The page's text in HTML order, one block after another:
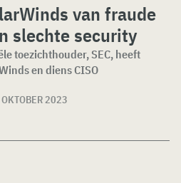
van fraude
slechte security
toezichthouder, SEC, heeft
en diens CISO
2023